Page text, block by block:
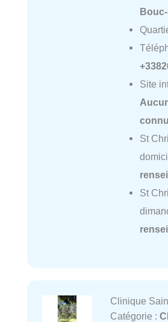
Site
connu
St
St
Clinique
Catégorie :